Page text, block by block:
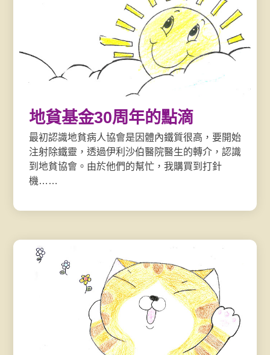
地貧基金30周年的點滴
最初認識地貧病人協會是因體內鐵質很高，要開始
注射除鐵靈，透過伊利沙伯醫院醫生的轉介，認識
到地貧協會。由於他們的幫忙，我購買到打針
機……